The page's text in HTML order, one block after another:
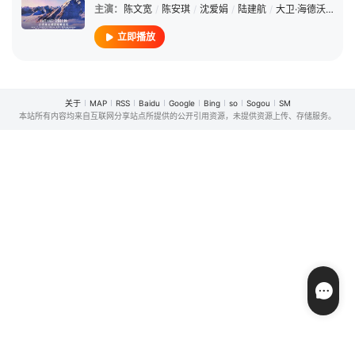
主演： 陈文宽 / 陈安琪 / 沈爱娟 / 陆建航 / 大卫·海德沃 /
立即播放
关于 MAP RSS Baidu Google Bing so Sogou
SM
本站所有内容均来自互联网分享站点所提供的公开引用资源，未提供资源上传、存储服务。